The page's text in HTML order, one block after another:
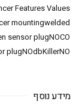
Features Values
mountingwelded
sensor plugNOCO
plugNOdbKillerNO
מידע נוסף